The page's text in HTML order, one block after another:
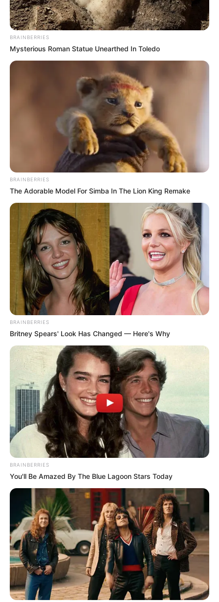
เดือน มีนาคม
ศุกร์ที่ 6 มีนาคม 256310.15-13.45 น. คนเกิด
วันอาทิตย์ห้ามให้ฤกษ์นี้
ศุกร์ที่ 13 มีนาคม 256313.15-15.45 น. คนเกิด
วันอาทิตย์ห้ามให้ฤกษ์นี้
พฤหัสบดีที่ 19 มีนาคม 256315.55-17.45 น. คนเกิดวัน
พุธกลางคืนห้ามใช้ฤกษ์นี้
ศุกร์ที่ 27 มีนาคม 256309.15-12.45 น. คนเกิด
วันอาทิตย์ห้ามให้ฤกษ์นี้
เดือน เมษายน
ศุกร์ที่ 3 เมษายน 256312.30-14.45 น. คนเกิด
วันอาทิตย์ห้ามให้ฤกษ์นี้
เสาร์ที่ 11 เมษายน 2563 10.25-12.15 น. คนเกิด
วันพฤหัสบดีห้ามให้ฤกษ์นี้
จันทร์ที่ 20 เมษายน 256309.45-11.55 น. คนเกิด
วันอาทิตย์ห้ามให้ฤกษ์นี้
ศุกร์ที่ 24 เมษายน 2563 15.45-17.15 น. คนเกิด
วันอาทิตย์ห้ามให้ฤกษ์นี้
เดือน พฤษภาคม
จันทร์ที่ 4 พฤษภาคม 256316.35-17.55 น. คนเกิด
วันอาทิตย์ห้ามให้ฤกษ์นี้
จันทร์ที่ 11 พฤษภาคม 2563 09.15-12.55 น. คนเกิด
วันอาทิตย์ห้ามให้ฤกษ์นี้
ศุกร์ที่ 22 พฤษภาคม 256309.15-13.45 น. คนเกิด
วันอาทิตย์ห้ามให้ฤกษ์นี้
เสาร์ที่ 23 พฤษภาคม 256310.25-13.45 น. คนเกิด
วันพฤหัสบดีห้ามให้ฤกษ์นี้
อาทิตย์ที่ 31 พฤษภาคม 256313.45-15.55 น. คนเกิด
วันจันทร์ห้ามใช้ฤกษ์นี้
เดือน มิถุนายน
พฤหัสบดีที่ 4 มิถุนายน 2563
10.35-12.45 น. คนเกิด
วันพุธกลางคืนห้ามใช้ฤกษ์นี้
จันทร์ที่ 8 มิถุนายน 256314.45-16.35 น. คนเกิด
วันอาทิตย์ห้ามให้ฤกษ์นี้
พฤหัสบดีที่ 18 มิถุนายน 256309.15-11.55 น. คนเกิด
วันพุธกลางคืนห้ามใช้ฤกษ์นี้
ศุกร์ที่ 19 มิถุนายน 2563 10.25-13.45 น. คน
เกิดวันอาทิตย์ห้ามให้ฤกษ์นี้
BRAINBERRIES
Mysterious Roman Statue Unearthed In Toledo
BRAINBERRIES
The Adorable Model For Simba In The Lion King Remake
BRAINBERRIES
Britney Spears' Look Has Changed — Here's Why
BRAINBERRIES
You'll Be Amazed By The Blue Lagoon Stars Today